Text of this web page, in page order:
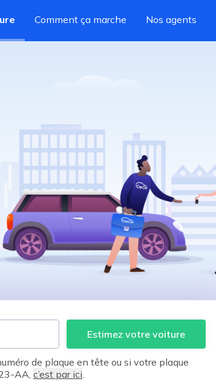
Comment ça marche Nos agents
Estimez votre voiture
de plaque en tête ou si votre plaque
AA, c’est par ici.